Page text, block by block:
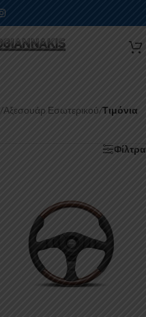
/Αξεσουάρ Εσωτερικού/Τιμόνια
Φίλτρα